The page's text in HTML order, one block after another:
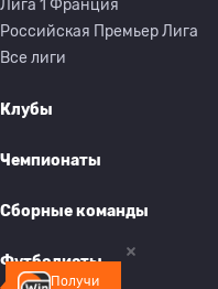
Получи
Лига 1 Франция
Российская Премьер Лига
Все лиги
Клубы
Чемпионаты
Сборные команды
Футболисты